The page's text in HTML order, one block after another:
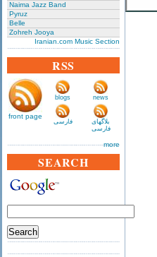
Naima Jazz Band
Pyruz
Belle
Zohreh Jooya
Iranian.com Music Section
RSS
front page
blogs news
فارسی
بلاگهای
فارسی
more
SEARCH